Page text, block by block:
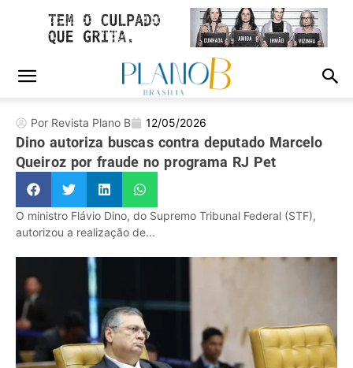
Por Revista Plano B 12/05/2026
Dino autoriza buscas contra deputado Marcelo
Queiroz por fraude no programa RJ Pet
O ministro Flávio Dino, do Supremo Tribunal Federal (STF),
autorizou a realização de...